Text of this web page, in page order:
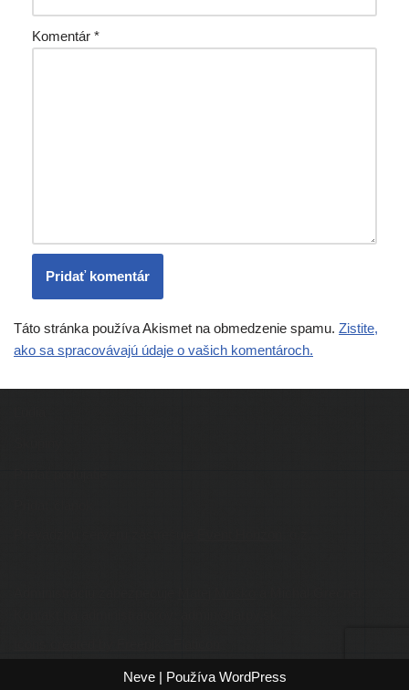
Komentár *
Táto stránka používa Akismet na obmedzenie spamu. Zistite,
ako sa spracovávajú údaje o vašich komentároch.
Neve| Používa WordPress